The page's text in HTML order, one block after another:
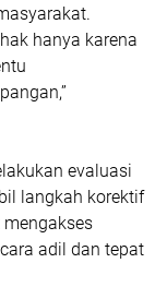
hanya karena
evaluasi
langkah korektif
adil dan tepat